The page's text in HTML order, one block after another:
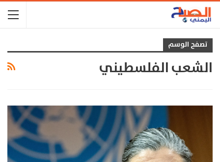
تصفح الوسم
الشعب الفلسطيني